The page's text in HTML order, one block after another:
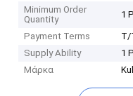
Minimum Order
Quantity
1
Payment Terms
T/
Supply Ability
1
Μάρκα